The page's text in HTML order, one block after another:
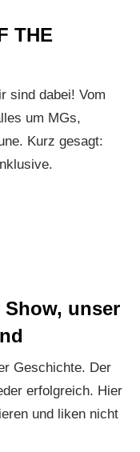
THE
sind dabei! Vom
um MGs,
Kurz gesagt:
unser
Geschichte. Der
erfolgreich. Hier
und liken nicht